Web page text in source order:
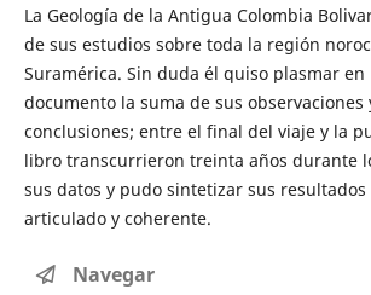
La Geología de la Antigua Colombia
de sus estudios sobre toda la región
Suramérica. Sin duda él quiso plasmar en
documento la suma de sus observaciones
conclusiones; entre el final del viaje y la
libro transcurrieron treinta años durante
sus datos y pudo sintetizar sus
articulado y coherente.
Navegar